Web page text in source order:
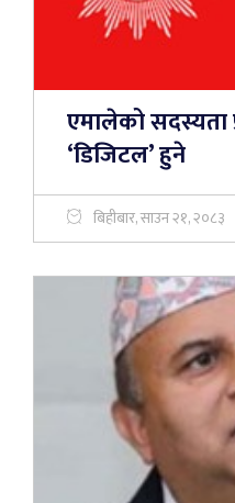
एमालेको सदस्यता
‘डिजिटल’ हुने
बिहीबार, साउन २१, २०८३